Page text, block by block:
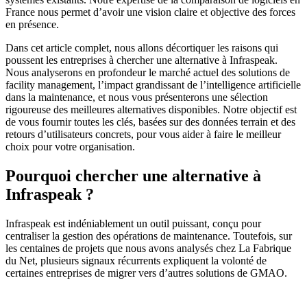
France nous permet d’avoir une vision claire et objective des forces
en présence.
Dans cet article complet, nous allons décortiquer les raisons qui
poussent les entreprises à chercher une alternative à Infraspeak.
Nous analyserons en profondeur le marché actuel des solutions de
facility management, l’impact grandissant de l’intelligence artificielle
dans la maintenance, et nous vous présenterons une sélection
rigoureuse des meilleures alternatives disponibles. Notre objectif est
de vous fournir toutes les clés, basées sur des données terrain et des
retours d’utilisateurs concrets, pour vous aider à faire le meilleur
choix pour votre organisation.
Pourquoi chercher une alternative à
Infraspeak ?
Infraspeak est indéniablement un outil puissant, conçu pour
centraliser la gestion des opérations de maintenance. Toutefois, sur
les centaines de projets que nous avons analysés chez La Fabrique
du Net, plusieurs signaux récurrents expliquent la volonté de
certaines entreprises de migrer vers d’autres solutions de GMAO.